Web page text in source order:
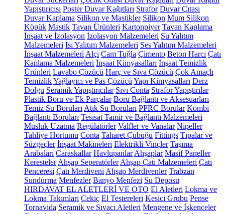
Yapıştırıcısı Poster Duvar Kağıtları Strafor Duvar Çıtası
Duvar Kaplama Silikon ve Mastikler Silikon Mum Silikon
Köpük Mastik Tavan Ürünleri Kartonpiyer Tavan Kaplama
İnşaat ve İzolasyon İzolasyon Malzemeleri Su Yalıtım
Malzemeleri Isı Yalıtım Malzemeleri Ses Yalıtım Malzemeleri
İnşaat Malzemeleri Alçı Cam Tuğla Çimento Beton Harcı Çatı
Kaplama Malzemeleri İnşaat Kimyasalları İnşaat Temizlik
Ürünleri Lavabo Çözücü Harç ve Sıva Çözücü Çok Amaçlı
TemizlikYağlayıcı ve Pas Çözücü Yapı Kimyasalları Derz
Dolgu Seramik Yapıştırıcılar Sıvı Conta Strafor Yapıştırılar
Plastik Boru ve Ek Parçalar Boru Bağlantı ve Aksesuarları
Temiz Su Boruları Atık Su Boruları PPRC Borular Kombi
Bağlantı Boruları Tesisat Tamir ve Bağlantı Malzemeleri
Musluk Uzatma Regülatörler Valfler ve Vanalar Nipeller
Tahliye Hortumu Conta Taharet Çubuğu Fittings Tıpalar ve
Süzgeçler İnşaat Makineleri Elektrikli Vinçler Taşıma
Arabaları Caraskallar Havlupanlar Ahşaplar Masif Paneller
Keresteler Ahşap Seperatörler Ahşap Çatı Malzemeleri Çatı
Penceresi Çatı Merdiveni Ahşap Merdivenler Trabzan
Sundurma Menfezler Banyo Menfezi Su Deposu
HIRDAVAT EL ALETLERİ VE OTO El Aletleri Lokma ve
Lokma Takımları Çekiç El Testereleri Kesici Grubu Pense
Tornavida Seramik ve Sıvacı Aletleri Mengene ve İşkenceler